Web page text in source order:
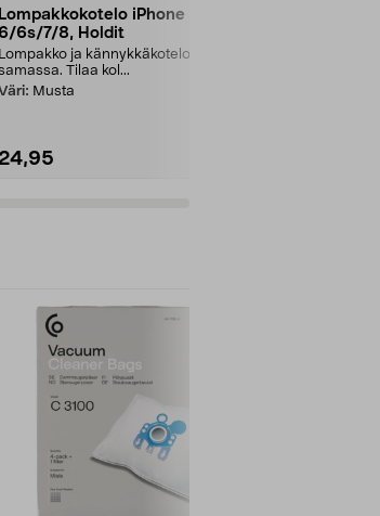
Lompakkokotelo iPhone
6s/7/8, Holdit
Lompakko ja kännykkäkotelo
Tilaa kol...
Musta
24,95